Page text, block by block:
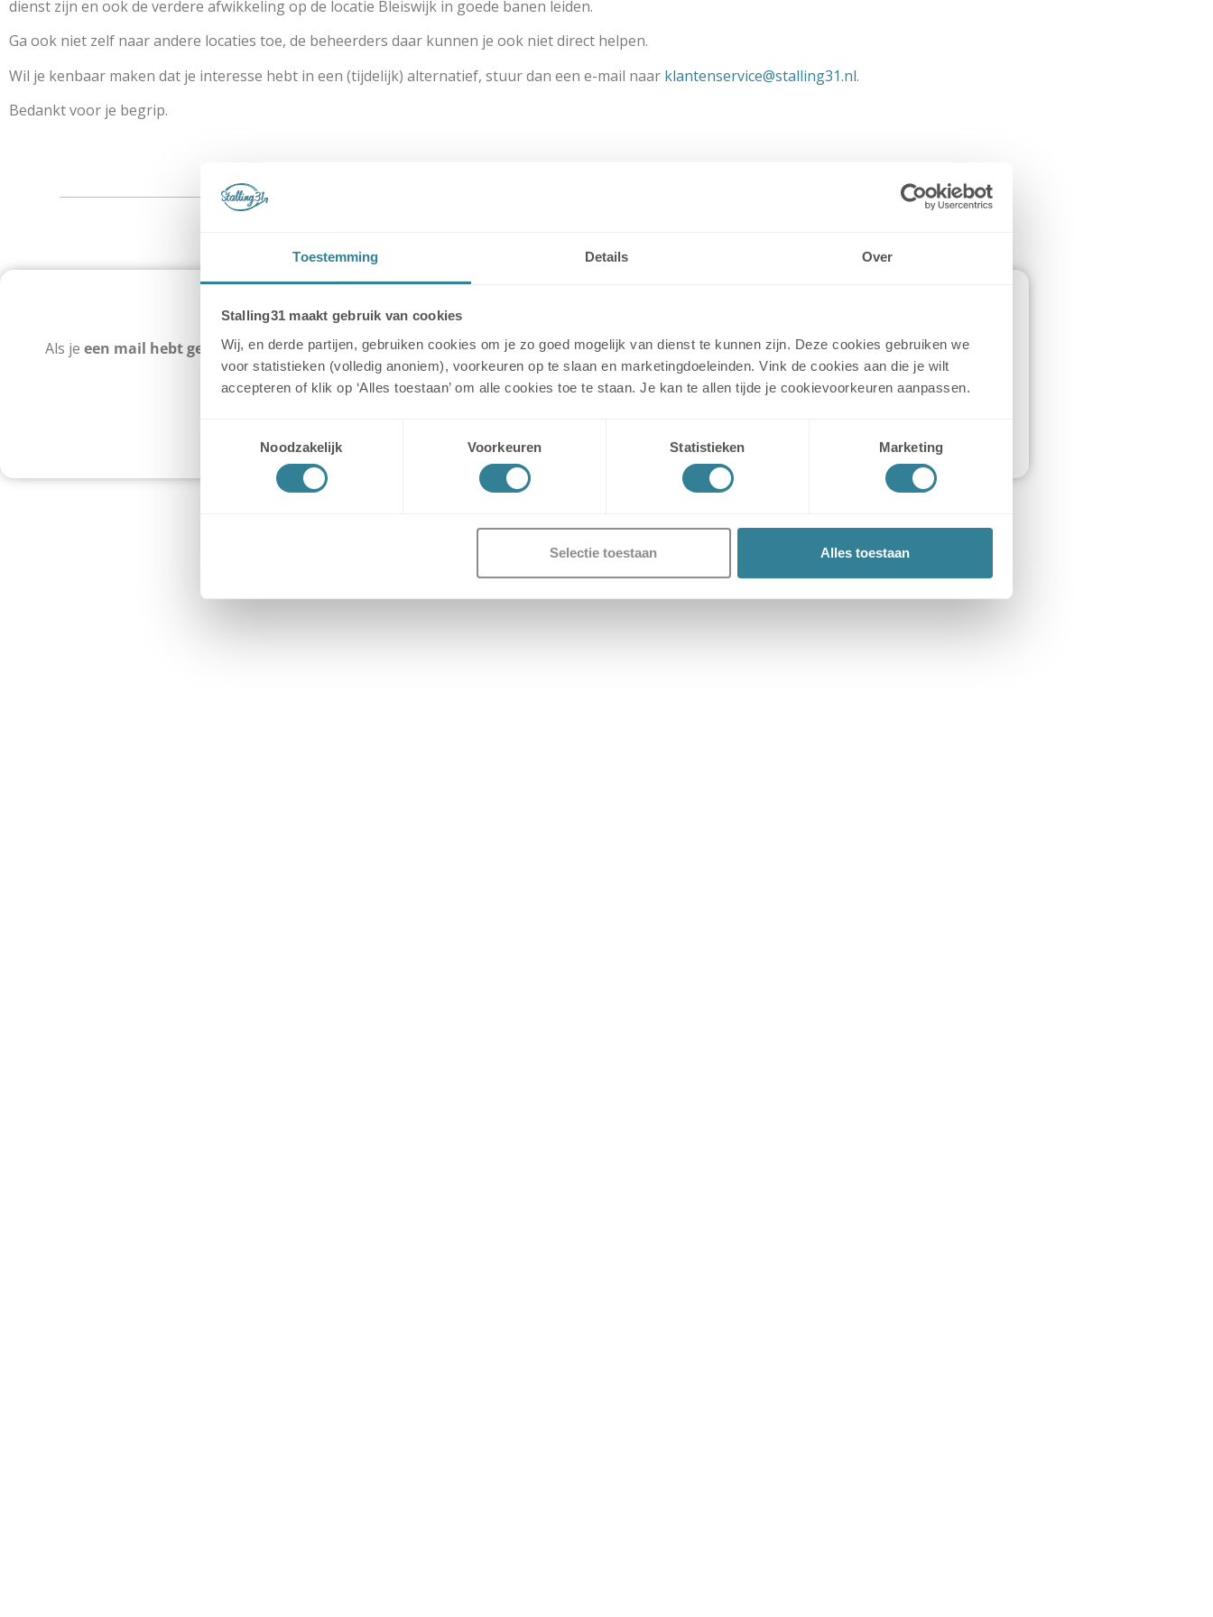
Toestemming Details Over
Stalling31 maakt gebruik van cookies
Wij, en derde partijen, gebruiken cookies om je zo goed mogelijk van dienst te kunnen zijn. Deze cookies gebruiken we
voor statistieken (volledig anoniem), voorkeuren op te slaan en marketingdoeleinden. Vink de cookies aan die je wilt
accepteren of klik op ‘Alles toestaan’ om alle cookies toe te staan. Je kan te allen tijde je cookievoorkeuren aanpassen.
Noodzakelijk
Voorkeuren Statistieken Marketing
Selectie toestaan Alles toestaan
Uw aanmelding wordt dan verzonden naar Schade afhandeling Interpolis en afwachtende van het onderzoek in
Interpolis
dienst zijn en ook de verdere afwikkeling op de locatie Bleiswijk in goede banen leiden.
Ga ook niet zelf naar andere locaties toe, de beheerders daar kunnen je ook niet direct helpen.
Wil je kenbaar maken dat je interesse hebt in een (tijdelijk) alternatief, stuur dan een e-mail naar klantenservice@stalling31.nl.
Bedankt voor je begrip.
Geef door wanneer je de sleutels van jouw object komt ophalen
Als je een mail hebt gehadover het ophalen van de sleutels van jouw object, geef dan hieronder aan wanneer jij deze wilt komen ophalen.
Heb je een alternatieve stalling? Dan zijn jouw sleutels naar deze locatie gebracht.